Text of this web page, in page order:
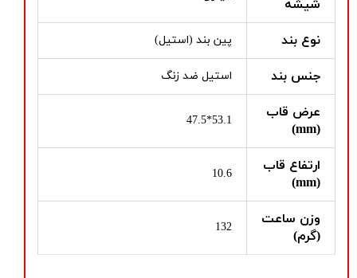
شیشه
نوع بند پین بند (استیل)
جنس بند استیل ضد زنگ
عرض قاب
(mm)
53.1*47.5
ارتفاع قاب
(mm)
10.6
وزن ساعت
(گرم)
132